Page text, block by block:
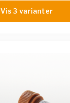
Vis 3 varianter